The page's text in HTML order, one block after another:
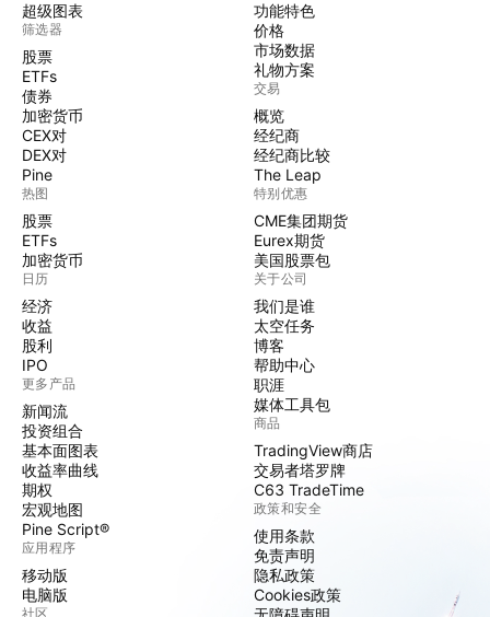
超级图表
筛选器
股票
ETFs
债券
加密货币
CEX对
DEX对
Pine
热图
股票
ETFs
加密货币
日历
经济
收益
股利
IPO
更多产品
新闻流
投资组合
基本面图表
收益率曲线
期权
宏观地图
Pine Script®
应用程序
移动版
电脑版
社区
功能特色
价格
市场数据
礼物方案
交易
概览
经纪商
经纪商比较
The Leap
特别优惠
CME集团期货
Eurex期货
美国股票包
关于公司
我们是谁
太空任务
博客
帮助中心
职涯
媒体工具包
商品
TradingView商店
交易者塔罗牌
C63 TradeTime
政策和安全
使用条款
免责声明
隐私政策
Cookies政策